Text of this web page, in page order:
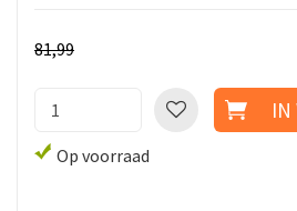
81,99
Op voorraad